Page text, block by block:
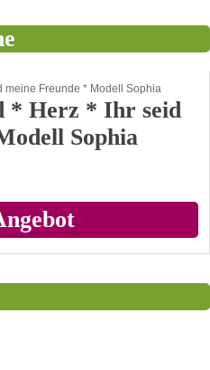
* Herz * Ihr seid
Sophia